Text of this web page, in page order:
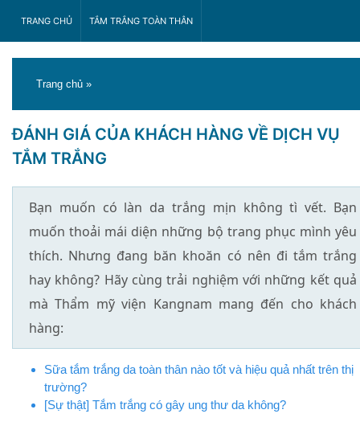
TRANG CHỦ TẮM TRẮNG TOÀN THÂN
Trang chủ »
ĐÁNH GIÁ CỦA KHÁCH HÀNG VỀ DỊCH VỤ
TẮM TRẮNG
Bạn muốn có làn da trắng mịn không tì vết. Bạn
muốn thoải mái diện những bộ trang phục mình yêu
thích. Nhưng đang băn khoăn có nên đi tắm trắng
hay không? Hãy cùng trải nghiệm với những kết quả
mà Thẩm mỹ viện Kangnam mang đến cho khách
hàng:
Sữa tắm trắng da toàn thân nào tốt và hiệu quả nhất trên thị
trường?
[Sự thật] Tắm trắng có gây ung thư da không?